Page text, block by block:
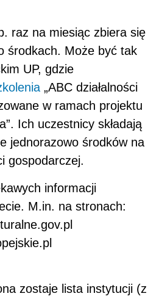
raz na miesiąc zbiera się
środkach. Może być tak
UP, gdzie
„ABC działalności
w ramach projektu
Ich uczestnicy składają
jednorazowo środków na
gospodarczej.
informacji
M.in. na stronach:
zostaje lista instytucji (z